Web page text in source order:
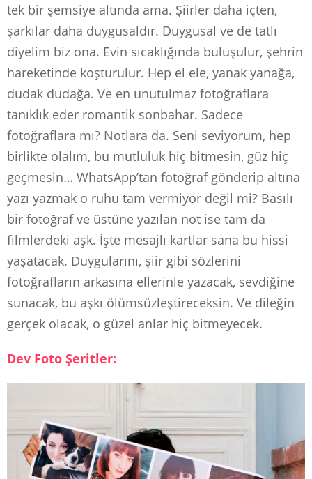
tek bir şemsiye altında ama. Şiirler daha içten,
şarkılar daha duygusaldır. Duygusal ve de tatlı
diyelim biz ona. Evin sıcaklığında buluşulur, şehrin
hareketinde koşturulur. Hep el ele, yanak yanağa,
dudak dudağa. Ve en unutulmaz fotoğraflara
tanıklık eder romantik sonbahar. Sadece
fotoğraflara mı? Notlara da. Seni seviyorum, hep
birlikte olalım, bu mutluluk hiç bitmesin, güz hiç
geçmesin… WhatsApp’tan fotoğraf gönderip altına
yazı yazmak o ruhu tam vermiyor değil mi? Basılı
bir fotoğraf ve üstüne yazılan not ise tam da
filmlerdeki aşk. İşte mesajlı kartlar sana bu hissi
yaşatacak. Duygularını, şiir gibi sözlerini
fotoğrafların arkasına ellerinle yazacak, sevdiğine
sunacak, bu aşkı ölümsüzleştireceksin. Ve dileğin
gerçek olacak, o güzel anlar hiç bitmeyecek.
Dev Foto Şeritler: